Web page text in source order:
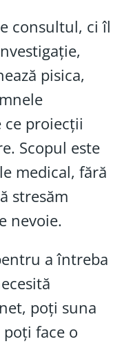
consultul, ci îl
pisica,
ce proiecții
Scopul este
medical, fără
stresăm
nevoie.
a întreba
poți suna
poți face o